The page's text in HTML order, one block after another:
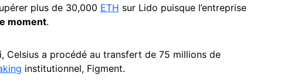
plus de 30,000 ETH sur Lido puisque l’entreprise
moment.
Celsius a procédé au transfert de 75 millions de
institutionnel, Figment.